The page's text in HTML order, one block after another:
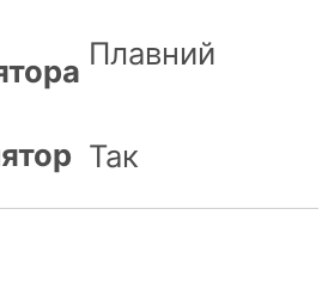
Плавний
Так